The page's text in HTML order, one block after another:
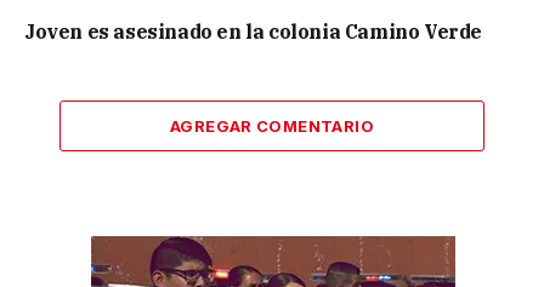
Joven es asesinado en la colonia Camino Verde
AGREGAR COMENTARIO